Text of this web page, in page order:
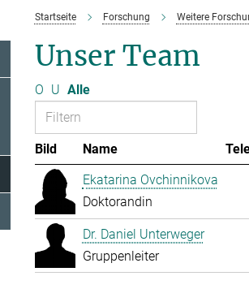
Startseite Forschung Weitere
Unser Team
O U Alle
Bild Name
Ekatarina Ovchinnikova
Doktorandin
Dr. Daniel Unterweger
Gruppenleiter